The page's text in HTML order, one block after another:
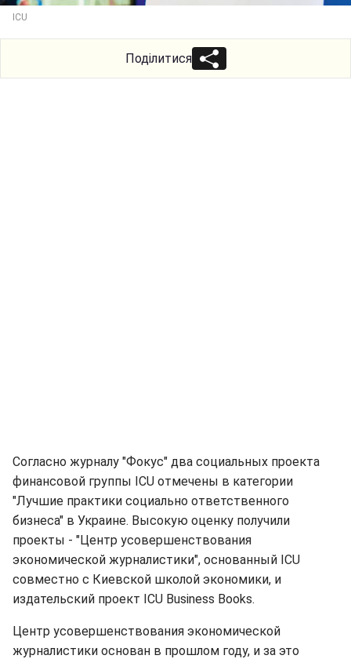
ICU
Поділитися
Согласно журналу "Фокус" два социальных проекта
финансовой группы ICU отмечены в категории
"Лучшие практики социально ответственного
бизнеса" в Украине. Высокую оценку получили
проекты - "Центр усовершенствования
экономической журналистики", основанный ICU
совместно с Киевской школой экономики, и
издательский проект ICU Business Books.
Центр усовершенствования экономической
журналистики основан в прошлом году, и за это